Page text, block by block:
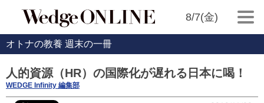
8/7(金)
オトナの教養 週末の一冊
人的資源（HR）の国際化が遅れる日本に喝！
WEDGE Infinity 編集部